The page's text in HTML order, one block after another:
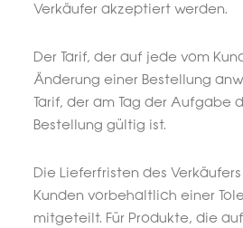
Verkäufer akzeptiert werden.
Der Tarif, der auf jede vom
Änderung einer Bestellung
Tarif, der am Tag der Aufgabe
Bestellung gültig ist.
Die Lieferfristen des
Kunden vorbehaltlich einer
mitgeteilt. Für Produkte, die